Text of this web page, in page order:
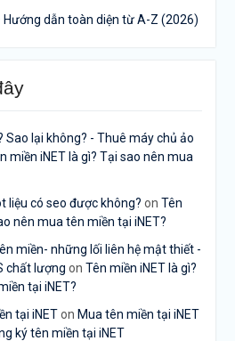
dẫn toàn diện từ A-Z (2026)
Sao lại không? - Thuê máy chủ ảo
miền iNET là gì? Tại sao nên mua
liệu có seo được không? on Tên
nên mua tên miền tại iNET?
miền- những lối liên hệ mật thiết -
chất lượng on Tên miền iNET là gì?
tại iNET?
tại iNETon Mua tên miền tại iNET
ký tên miền tại iNET